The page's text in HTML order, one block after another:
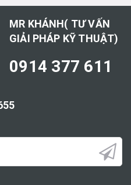
MR KHÁNH( TƯ VẤN
GIẢI PHÁP KỸ THUẬT)
0914 377 611